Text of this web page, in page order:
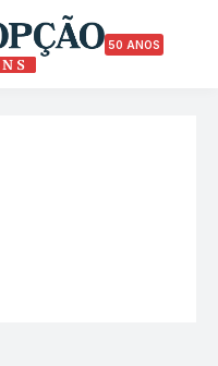
50 ANOS